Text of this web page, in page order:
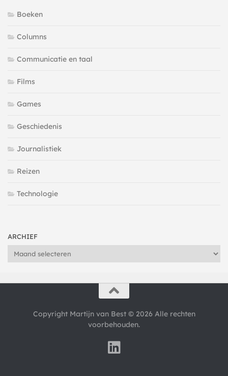
Boeken
Columns
Communicatie en taal
Films
Games
Geschiedenis
Journalistiek
Reizen
Technologie
ARCHIEF
Archief
Copyright Martijn van Best © 2026 Alle rechten
voorbehouden.